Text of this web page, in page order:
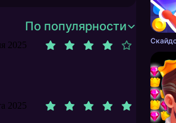
По популярности
2025
2025